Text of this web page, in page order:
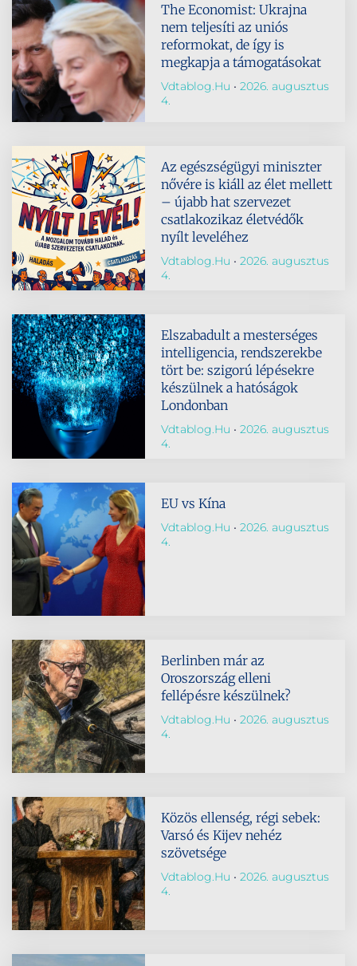
The Economist: Ukrajna
nem teljesíti az uniós
reformokat, de így is
megkapja a támogatásokat
Vdtablog.hu
2026. augusztus
4.
Az egészségügyi miniszter
nővére is kiáll az élet mellett
– újabb hat szervezet
csatlakozikaz életvédők
nyílt leveléhez
Vdtablog.hu
2026. augusztus
4.
Elszabadult a mesterséges
intelligencia, rendszerekbe
tört be: szigorú lépésekre
készülnek a hatóságok
Londonban
Vdtablog.hu
2026. augusztus
4.
EU vs Kína
Vdtablog.hu
2026. augusztus
4.
Berlinben már az
Oroszország elleni
fellépésre készülnek?
Vdtablog.hu
2026. augusztus
4.
Közös ellenség, régi sebek:
Varsó és Kijev nehéz
szövetsége
Vdtablog.hu
2026. augusztus
4.